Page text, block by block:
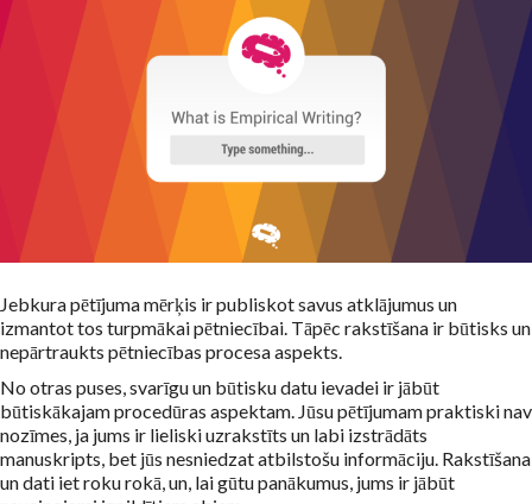
Jebkura pētījuma mērķis ir publiskot savus atklājumus un
izmantot tos turpmākai pētniecībai. Tāpēc rakstīšana ir būtisks un
nepārtraukts pētniecības procesa aspekts.
No otras puses, svarīgu un būtisku datu ievadei ir jābūt
būtiskākajam procedūras aspektam. Jūsu pētījumam praktiski nav
nozīmes, ja jums ir lieliski uzrakstīts un labi izstrādāts
manuskripts, bet jūs nesniedzat atbilstošu informāciju. Rakstīšana
un dati iet roku rokā, un, lai gūtu panākumus, jums ir jābūt